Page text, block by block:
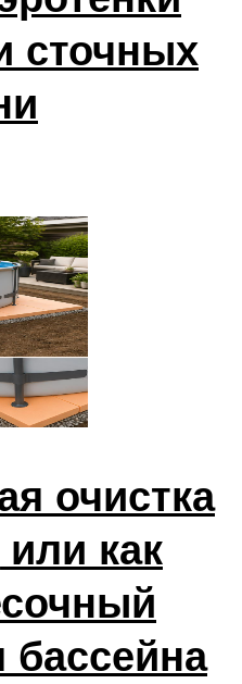
сточных
очистка
как